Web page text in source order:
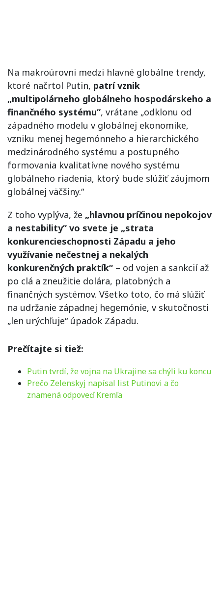
Na makroúrovni medzi hlavné globálne trendy,
ktoré načrtol Putin, patrí vznik
„multipolárneho globálneho hospodárskeho a
finančného systému“, vrátane „odklonu od
západného modelu v globálnej ekonomike,
vzniku menej hegemónneho a hierarchického
medzinárodného systému a postupného
formovania kvalitatívne nového systému
globálneho riadenia, ktorý bude slúžiť záujmom
globálnej väčšiny.“
Z toho vyplýva, že „hlavnou príčinou nepokojov
a nestability“ vo svete je „strata
konkurencieschopnosti Západu a jeho
využívanie nečestnej a nekalých
konkurenčných praktík“ – od vojen a sankcií až
po clá a zneužitie dolára, platobných a
finančných systémov. Všetko toto, čo má slúžiť
na udržanie západnej hegemónie, v skutočnosti
„len urýchľuje“ úpadok Západu.
Prečítajte si tiež:
Putin tvrdí, že vojna na Ukrajine sa chýli ku koncu
Prečo Zelenskyj napísal list Putinovi a čo
znamená odpoveď Kremľa